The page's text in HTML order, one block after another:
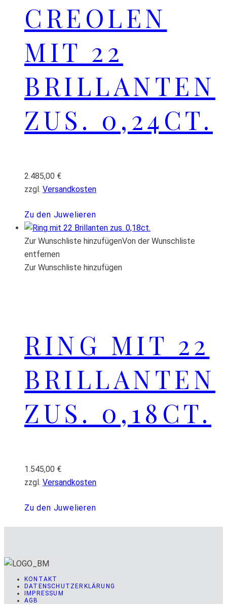
CREOLEN
MIT 22
BRILLANTEN
ZUS. 0,24CT.
2.485,00 €
zzgl. Versandkosten
Zu den Juwelieren
Zur Wunschliste hinzufügenVon der Wunschliste
entfernen
Zur Wunschliste hinzufügen
RING MIT 22
BRILLANTEN
ZUS. 0,18CT.
1.545,00 €
zzgl. Versandkosten
Zu den Juwelieren
KONTAKT
DATENSCHUTZERKLÄRUNG
IMPRESSUM
AGB